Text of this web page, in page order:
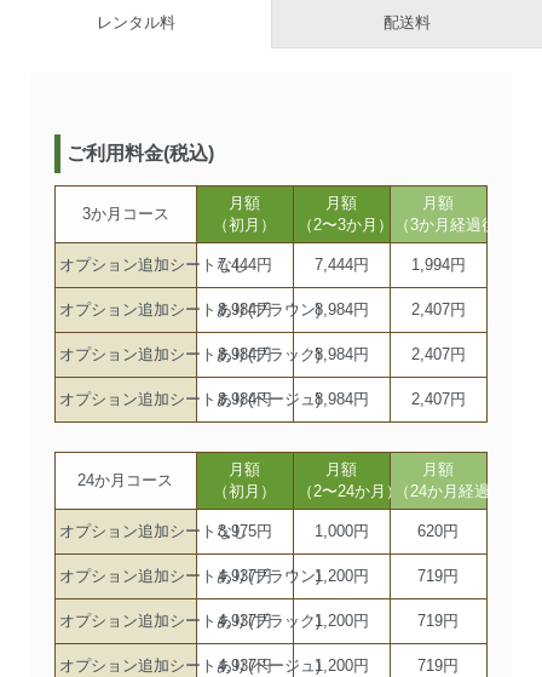
レンタル料 配送料
ご利用料金(税込)
3か月コース
月額
（初月）
月額
（2〜3か月）
月額
（3か月経過後）
オプション追加シートなし
7,444円 7,444円 1,994円
オプション追加シートあり(ブラウン)
8,984円 8,984円 2,407円
オプション追加シートあり(ブラック)
8,984円 8,984円 2,407円
オプション追加シートあり(ベージュ)
8,984円 8,984円 2,407円
24か月コース
月額
（初月）
月額
（2〜24か月）
月額
（24か月経過後）
オプション追加シートなし
3,975円 1,000円 620円
オプション追加シートあり(ブラウン)
4,937円 1,200円 719円
オプション追加シートあり(ブラック)
4,937円 1,200円 719円
オプション追加シートあり(ベージュ)
4,937円 1,200円 719円